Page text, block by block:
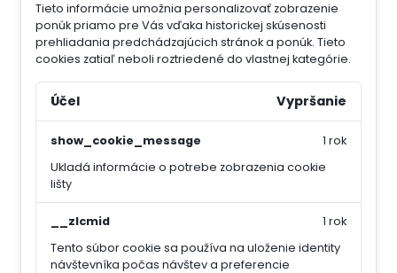
Tieto informácie umožnia personalizovať zobrazenie
ponúk priamo pre Vás vďaka historickej skúsenosti
prehliadania predchádzajúcich stránok a ponúk. Tieto
cookies zatiaľ neboli roztriedené do vlastnej kategórie.
Účel Vypršanie
show_cookie_message
Ukladá informácie o potrebe zobrazenia cookie
lišty
1 rok
__zlcmid
Tento súbor cookie sa používa na uloženie identity
návštevníka počas návštev a preferencie
1 rok